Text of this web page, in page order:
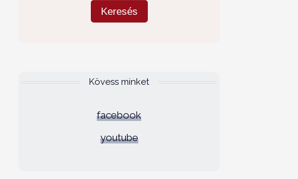
Kövess minket
facebook
youtube